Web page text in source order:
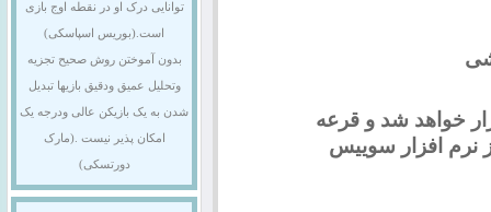
خواهد شد و قرعه
نرم افزار سوییس
توانایی درک او در نقطه اوج بازی
است.(بوریس اسپاسکی)
بدون آموختن روش صحیح تجزیه
وتحلیل عمیق ودقیق بازیها تبدیل
شدن به یک بازیکن عالی ودرجه یک
امکان پذیر نیست .(مارک
دورتسکی)